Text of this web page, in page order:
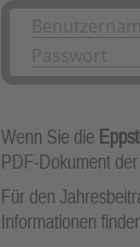
Wenn Sie die
PDF-Dokument
Für den
Informationen